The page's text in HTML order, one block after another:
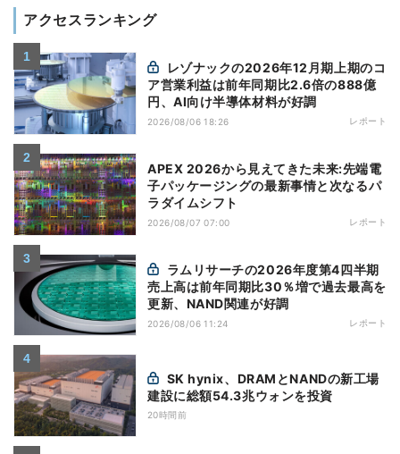
アクセスランキング
ア営業利益は前年同期比2.6倍の888億
円、AI向け半導体材料が好調
2026/08/06 18:26 レポート
APEX 2026から見えてきた未来:先端電
子パッケージングの最新事情と次なるパ
ラダイムシフト
2026/08/07 07:00 レポート
売上高は前年同期比30％増で過去最高を
更新、NAND関連が好調
2026/08/06 11:24 レポート
建設に総額54.3兆ウォンを投資
20時間前